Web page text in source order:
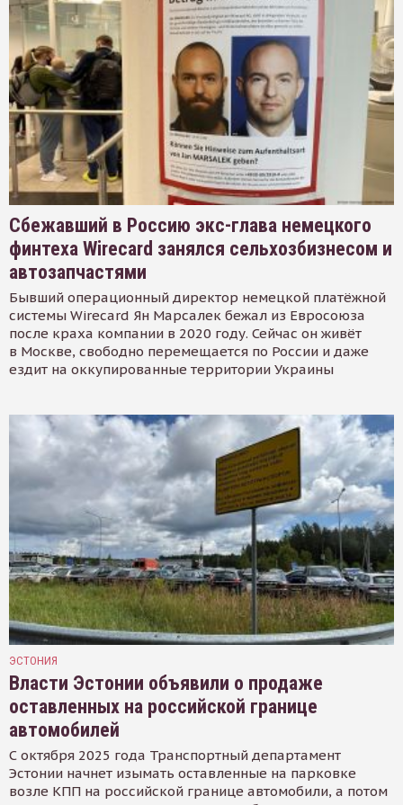
Сбежавший в Россию экс-глава немецкого
финтеха Wirecard занялся сельхозбизнесом и
автозапчастями
Бывший операционный директор немецкой платёжной
системы Wirecard Ян Марсалек бежал из Евросоюза
после краха компании в 2020 году. Сейчас он живёт
в Москве, свободно перемещается по России и даже
ездит на оккупированные территории Украины
ЭСТОНИЯ
Власти Эстонии объявили о продаже
оставленных на российской границе
автомобилей
С октября 2025 года Транспортный департамент
Эстонии начнет изымать оставленные на парковке
возле КПП на российской границе автомобили, а потом